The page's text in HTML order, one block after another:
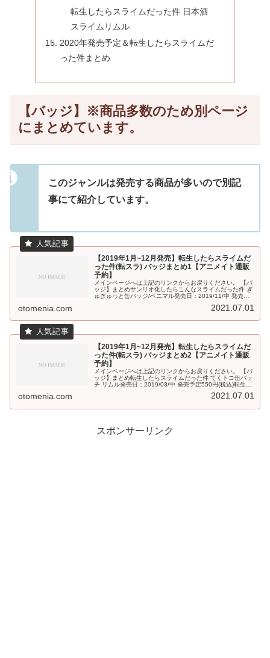
転生したらスライムだった件 日本酒
スライムリムル
2020年発売予定＆転生したらスライムだ
った件まとめ
【バッジ】※商品多数のため別ページ
にまとめています。
このジャンルは発売する商品が多いので別記
事にて紹介しています。
【2019年1月~12月発売】転生したらスライムだ
った件(転スラ) バッジまとめ1【アニメイト通販
予約】
メインページへは上記のリンクからお戻りください。 【バ
ッジ】まとめサンリオ化したらこんなスライムだった件 ぎ
ゅぎゅっと缶バッジ/ベニマル発売日：2019/11/中 発売予
otomenia.com 2021.07.01
【2019年1月~12月発売】転生したらスライムだ
った件(転スラ) バッジまとめ2【アニメイト通販
予約】
メインページへは上記のリンクからお戻りください。 【バ
ッジ】まとめ転生したらスライムだった件 てくトコ缶バッ
チ リムル発売日：2019/03/中 発売予定550円(税込)転生し
otomenia.com 2021.07.01
スポンサーリンク